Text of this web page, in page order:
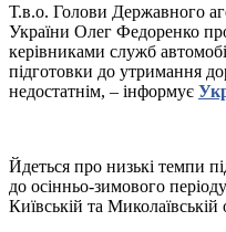
Т.в.о. Голови Державного
України Олег Федоренко
керівниками служб
підготовки до утримання
недостатнім, – інформує
Йдеться про низькі темпи
до осінньо-зимового
Київській та Миколаївській